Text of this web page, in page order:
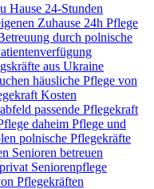
Hause 24-Stunden
Zuhause 24h Pflege
durch polnische
aus Ukraine
häusliche Pflege von
Kosten
passende Pflegekraft
daheim Pflege und
polnische Pflegekräfte
Senioren betreuen
Seniorenpflege
Pflegekräften